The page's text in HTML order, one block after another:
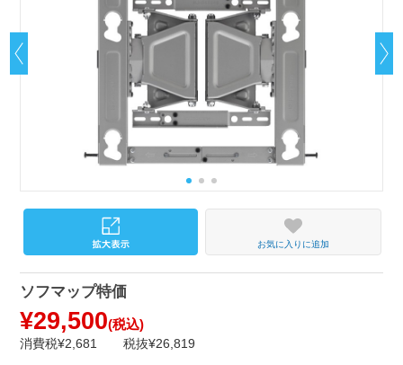
お気に入りに追加
ソフマップ特価
¥29,500(税込)
消費税¥2,681 税抜¥26,819